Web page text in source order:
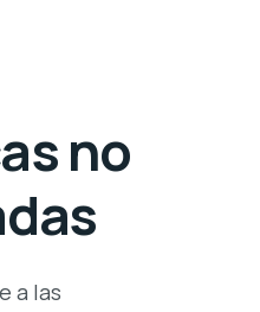
no
a las